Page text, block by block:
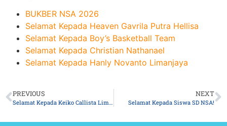
BUKBER NSA 2026
Selamat Kepada Heaven Gavrila Putra Hellisa
Selamat Kepada Boy’s Basketball Team
Selamat Kepada Christian Nathanael
Selamat Kepada Hanly Novanto Limanjaya
PREVIOUS
Selamat Kepada Keiko Callista Limantoro
NEXT
Selamat Kepada Siswa SD NSA!